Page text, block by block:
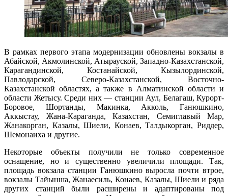
В рамках первого этапа модернизации обновлены вокзалы в
Абайской, Акмолинской, Атырауской, Западно-Казахстанской,
Карагандинской, Костанайской, Кызылординской,
Павлодарской, Северо-Казахстанской, Восточно-
Казахстанской областях, а также в Алматинской области и
области Жетысу. Среди них — станции Аул, Белагаш, Курорт-
Боровое, Шортанды, Макинка, Акколь, Ганюшкино,
Аккыстау, Жана-Караганда, Казахстан, Семиглавый Мар,
Жанакорган, Казалы, Шиели, Конаев, Талдыкорган, Риддер,
Шемонаиха и другие.
Некоторые объекты получили не только современное
оснащение, но и существенно увеличили площади. Так,
площадь вокзала станции Ганюшкино выросла почти втрое,
вокзалы Тайынша, Жанаесиль, Конаев, Казалы, Шиели и ряда
других станций были расширены и адаптированы под